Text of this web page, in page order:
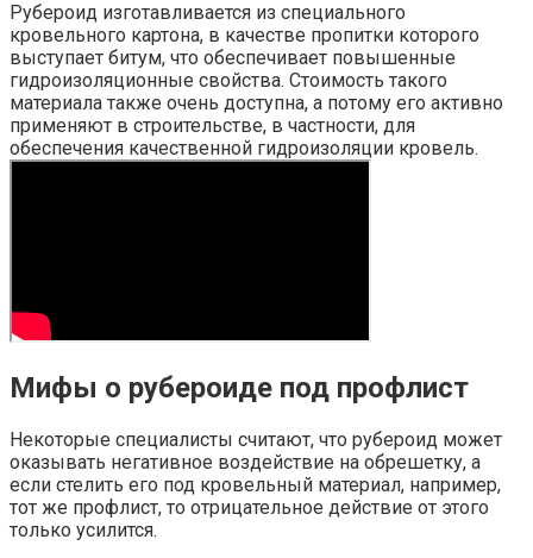
Рубероид изготавливается из специального
кровельного картона, в качестве пропитки которого
выступает битум, что обеспечивает повышенные
гидроизоляционные свойства. Стоимость такого
материала также очень доступна, а потому его активно
применяют в строительстве, в частности, для
обеспечения качественной гидроизоляции кровель.
Мифы о рубероиде под профлист
Некоторые специалисты считают, что рубероид может
оказывать негативное воздействие на обрешетку, а
если стелить его под кровельный материал, например,
тот же профлист, то отрицательное действие от этого
только усилится.